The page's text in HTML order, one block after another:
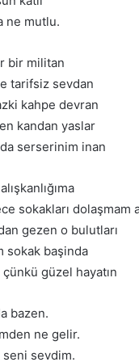
ne mutlu.
bir militan
tarifsiz sevdan
kahpe devran
kandan yaslar
serserinim inan
sokakları dolaşmam
gezen o bulutları
sokak başinda
güzel hayatın
bazen.
ne gelir.
sevdim.